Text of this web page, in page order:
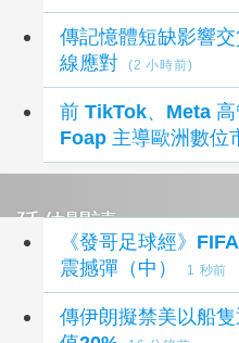
傳記憶體短缺影響
線應對
(2 小時前)
前 TikTok、Meta
Foap 主導歐洲數位
延伸閱讀
《發哥足球經》
震撼彈（中）
1 秒前
傳伊朗擬禁美以船